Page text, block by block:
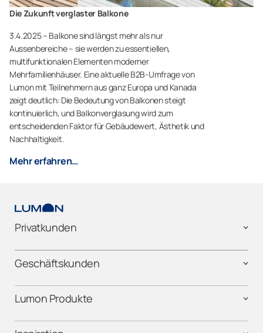
Die Zukunft verglaster Balkone
3.4.2025 – Balkone sind längst mehr als nur
Aussenbereiche – sie werden zu essentiellen,
multifunktionalen Elementen moderner
Mehrfamilienhäuser. Eine aktuelle B2B-Umfrage von
Lumon mit Teilnehmern aus ganz Europa und Kanada
zeigt deutlich: Die Bedeutung von Balkonen steigt
kontinuierlich, und Balkonverglasung wird zum
entscheidenden Faktor für Gebäudewert, Ästhetik und
Nachhaltigkeit.
Mehr erfahren…
Privatkunden
Geschäftskunden
Lumon Produkte